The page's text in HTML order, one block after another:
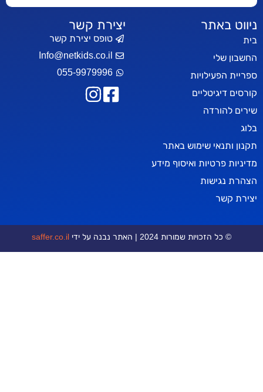
שימוש באתר
ואיסוף מידע
יצירת קשר
טופס יצירת קשר
Info@netkids.co.il
055-9979996
שמורות 2024 | האתר נבנה על ידי saffer.co.il